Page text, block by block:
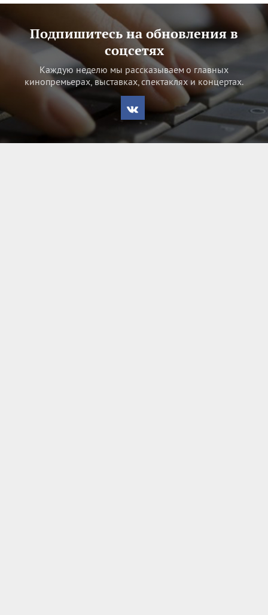
Подпишитесь на обновления в
соцсетях
Каждую неделю мы рассказываем о главных
кинопремьерах, выставках, спектаклях и концертах.